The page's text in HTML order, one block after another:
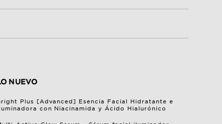
NUEVO
Plus [Advanced] Esencia Facial Hidratante e
con Niacinamida y Ácido Hialurónico